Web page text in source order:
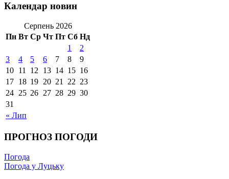
Календар новин
Серпень 2026
Пн Вт Ср Чт Пт Сб Нд
« Лип
1
2
3
4 5 6 7 8
9
10 11 12 13 14 15 16
17 18 19 20 21 22 23
24 25 26 27 28 29 30
31
ПРОГНОЗ ПОГОДИ
Погода
Погода у Луцьку